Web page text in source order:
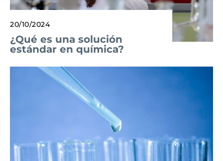
20/10/2024
¿Qué es una solución
estándar en química?